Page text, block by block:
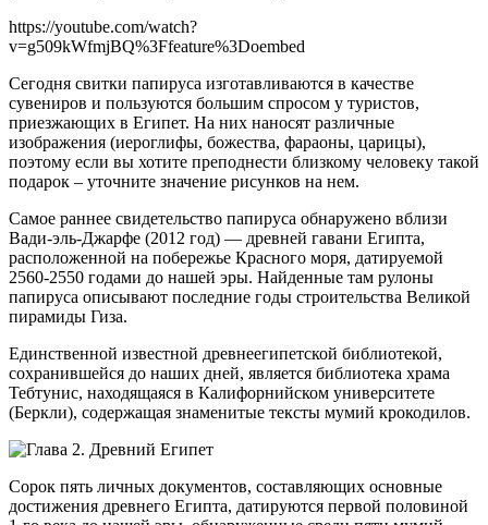
https://youtube.com/watch?
v=g509kWfmjBQ%3Ffeature%3Doembed
Сегодня свитки папируса изготавливаются в качестве
сувениров и пользуются большим спросом у туристов,
приезжающих в Египет. На них наносят различные
изображения (иероглифы, божества, фараоны, царицы),
поэтому если вы хотите преподнести близкому человеку такой
подарок – уточните значение рисунков на нем.
Самое раннее свидетельство папируса обнаружено вблизи
Вади-эль-Джарфе (2012 год) — древней гавани Египта,
расположенной на побережье Красного моря, датируемой
2560-2550 годами до нашей эры. Найденные там рулоны
папируса описывают последние годы строительства Великой
пирамиды Гиза.
Единственной известной древнеегипетской библиотекой,
сохранившейся до наших дней, является библиотека храма
Тебтунис, находящаяся в Калифорнийском университете
(Беркли), содержащая знаменитые тексты мумий крокодилов.
Сорок пять личных документов, составляющих основные
достижения древнего Египта, датируются первой половиной